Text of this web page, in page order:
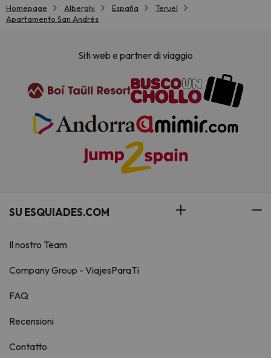
Homepage Alberghi España
Teruel
Apartamento San Andrés
Siti web e partner di viaggio
SU ESQUIADES.COM
Il nostro Team
Company Group - ViajesParaTi
FAQ
Recensioni
Contatto